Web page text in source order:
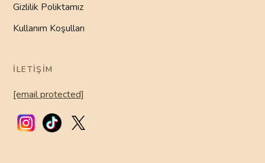
Gizlilik Poliktamız
Kullanım Koşulları
İLETIŞIM
[email protected]